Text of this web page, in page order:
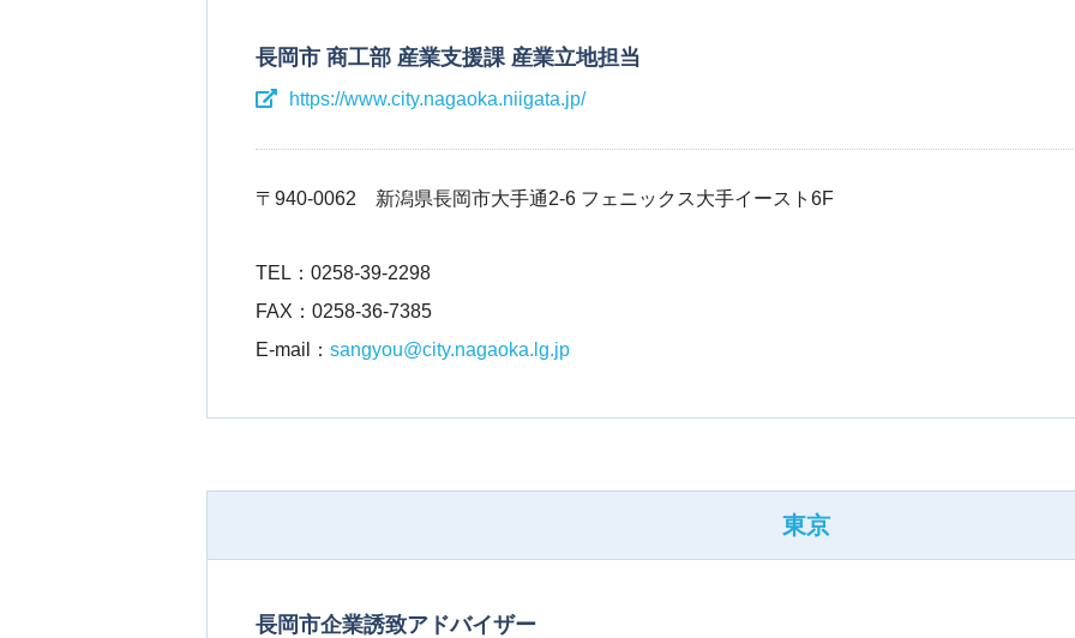
長岡市 商工部 産業支援課 産業立地担当
https://www.city.nagaoka.niigata.jp/
〒940-0062 新潟県長岡市大手通2-6 フェニックス大手イースト6F
TEL： 0258-39-2298
FAX：0258-36-7385
E-mail： sangyou@city.nagaoka.lg.jp
東京
長岡市企業誘致アドバイザー